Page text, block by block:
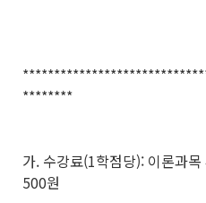
********
가. 수강료(1학점당): 이론과
500원